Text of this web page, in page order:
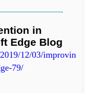
in
Edge Blog
12/03/improvin
79/